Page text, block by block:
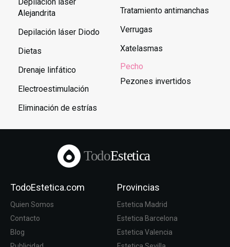
Alejandrita
Depilación láser Diodo
Dietas
Drenaje linfático
Electroestimulación
Eliminación de estrías
Tratamiento antimanchas
Verrugas
Xatelasmas
Pecho
Pezones invertidos
TodoEstetica
TodoEstetica.com
Quien Somos
Contacto
Blog
Provincias
Estetica Madrid
Estetica Barcelona
Estetica Valencia